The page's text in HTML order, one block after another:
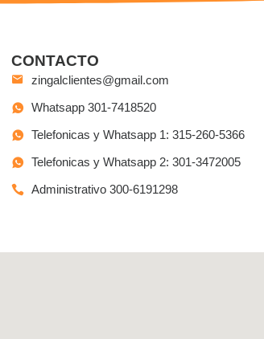
CONTACTO
zingalclientes@gmail.com
Whatsapp 301-7418520
Telefonicas y Whatsapp 1: 315-260-5366
Telefonicas y Whatsapp 2: 301-3472005
Administrativo 300-6191298